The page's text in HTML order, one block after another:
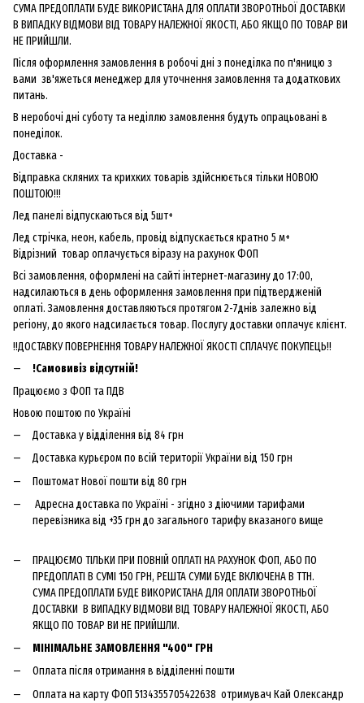
СУМА ПРЕДОПЛАТИ БУДЕ ВИКОРИСТАНА ДЛЯ ОПЛАТИ ЗВОРОТНЬОЇ ДОСТАВКИ
В ВИПАДКУ ВІДМОВИ ВІД ТОВАРУ НАЛЕЖНОЇ ЯКОСТІ, АБО ЯКЩО ПО ТОВАР ВИ
НЕ ПРИЙШЛИ.
Після оформлення замовлення в робочі дні з понеділка по п'яницю з
вами зв'яжеться менеджер для уточнення замовлення та додаткових
питань.
В неробочі дні суботу та неділлю замовлення будуть опрацьовані в
понеділок.
Доставка -
Відправка скляних та крихких товарів здійснюється тільки НОВОЮ
ПОШТОЮ!!!
Лед панелі відпускаються від 5шт+
Лед стрічка, неон, кабель, провід відпускається кратно 5 м+
Відрізний товар оплачується віразу на рахунок ФОП
Всі замовлення, оформлені на сайті інтернет-магазину до 17:00,
надсилаються в день оформлення замовлення при підтвердженій
оплаті. Замовлення доставляються протягом 2-7днів залежно від
регіону, до якого надсилається товар. Послугу доставки оплачує клієнт.
!!ДОСТАВКУ ПОВЕРНЕННЯ ТОВАРУ НАЛЕЖНОЇ ЯКОСТІ СПЛАЧУЄ ПОКУПЕЦЬ!!
!Самовивіз відсутній!
Працюємо з ФОП та ПДВ
Новою поштою по Україні
Доставка у відділення від 84 грн
Доставка курьєром по всій території України від 150 грн
Поштомат Нової пошти від 80 грн
Адресна доставка по Україні - згідно з діючими тарифами
перевізника від +35 грн до загального тарифу вказаного вище
ПРАЦЮЄМО ТІЛЬКИ ПРИ ПОВНІЙ ОПЛАТІ НА РАХУНОК ФОП, АБО ПО
ПРЕДОПЛАТІ В СУМІ 150 ГРН, РЕШТА СУМИ БУДЕ ВКЛЮЧЕНА В ТТН.
СУМА ПРЕДОПЛАТИ БУДЕ ВИКОРИСТАНА ДЛЯ ОПЛАТИ ЗВОРОТНЬОЇ
ДОСТАВКИ В ВИПАДКУ ВІДМОВИ ВІД ТОВАРУ НАЛЕЖНОЇ ЯКОСТІ, АБО
ЯКЩО ПО ТОВАР ВИ НЕ ПРИЙШЛИ.
МІНІМАЛЬНЕ ЗАМОВЛЕННЯ "400" ГРН
Оплата після отримання в відділенні пошти
Оплата на карту ФОП 5134355705422638 отримувач Кай Олександр